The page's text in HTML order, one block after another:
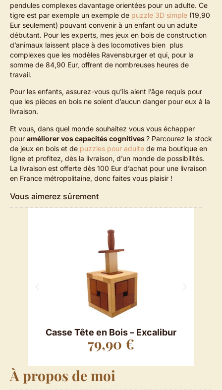
pendules complexes davantage orientées pour un adulte. Ce
tigre est par exemple un exemple de puzzle 3D simple (19,90
Eur seulement) pouvant convenir à un enfant ou un adulte
débutant. Pour les experts, mes jeux en bois de construction
d’animaux laissent place à des locomotives bien plus
complexes que les modèles Ravensburger et qui, pour la
somme de 84,90 Eur, offrent de nombreuses heures de
travail.
Pour les enfants, assurez-vous qu’ils aient l’âge requis pour
que les pièces en bois ne soient d’aucun danger pour eux à la
livraison.
Et vous, dans quel monde souhaitez vous vous échapper
pour améliorer vos capacités cognitives? Parcourez le stock
de jeux en bois et de puzzles pour adulte de ma boutique en
ligne et profitez, dès la livraison, d’un monde de possibilités.
La livraison est offerte dès 100 Eur d’achat pour une livraison
en France métropolitaine, donc faites vous plaisir !
Vous aimerez sûrement
Casse Tête en Bois – Excalibur
79,90 €
À propos de moi